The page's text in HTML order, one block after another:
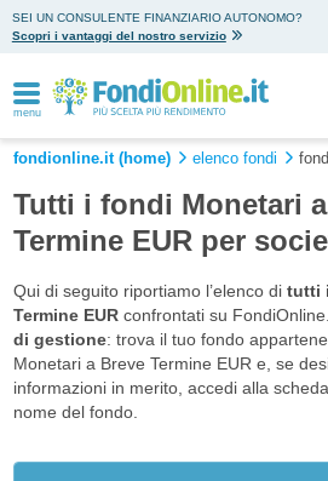
SEI UN CONSULENTE FINANZIARIO AUTONOMO?
Scopri i vantaggi del nostro servizio
menu
fondionline.it (home) elenco fondi
Tutti i fondi Monetari
Termine EUR per
Qui di seguito riportiamo l’elenco di tutti
Termine EURconfrontati su
di gestione: trova il tuo fondo
Monetari a Breve Termine EUR e, se
informazioni in merito, accedi alla
nome del fondo.